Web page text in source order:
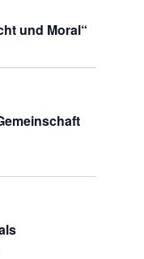
und Moral“